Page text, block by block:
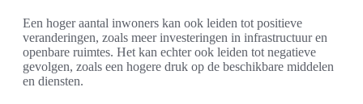
Een hoger aantal inwoners kan ook leiden tot positieve
veranderingen, zoals meer investeringen in infrastructuur en
openbare ruimtes. Het kan echter ook leiden tot negatieve
gevolgen, zoals een hogere druk op de beschikbare middelen
en diensten.